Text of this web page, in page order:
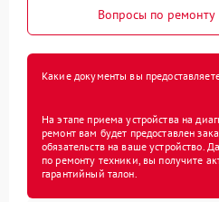
Вопросы по
Какие документы вы
На этапе приема устройства на
ремонт вам будет предоставлен
обязательств на ваше устройство.
по ремонту техники, вы получите
гарантийный талон.